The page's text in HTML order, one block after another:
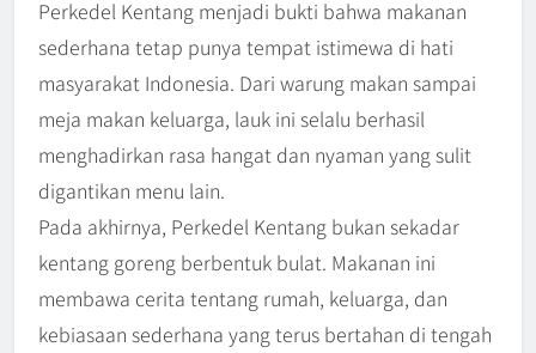
Perkedel Kentang menjadi bukti bahwa makanan
sederhana tetap punya tempat istimewa di hati
masyarakat Indonesia. Dari warung makan sampai
meja makan keluarga, lauk ini selalu berhasil
menghadirkan rasa hangat dan nyaman yang sulit
digantikan menu lain.
Pada akhirnya, Perkedel Kentang bukan sekadar
kentang goreng berbentuk bulat. Makanan ini
membawa cerita tentang rumah, keluarga, dan
kebiasaan sederhana yang terus bertahan di tengah